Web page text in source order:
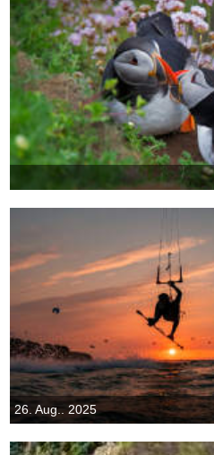
26. Aug.. 2025